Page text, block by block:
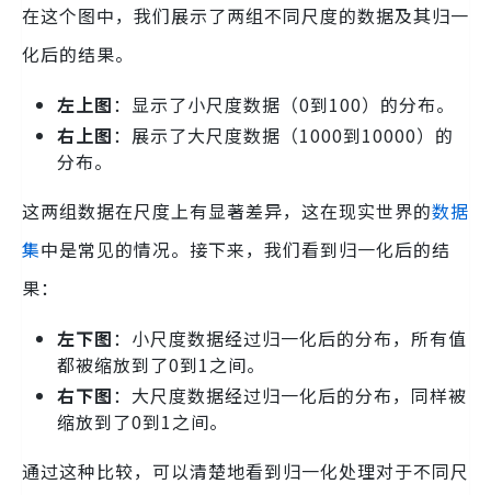
在这个图中，我们展示了两组不同尺度的数据及其归一
化后的结果。
左上图：显示了小尺度数据（0到100）的分布。
右上图：展示了大尺度数据（1000到10000）的
分布。
这两组数据在尺度上有显著差异，这在现实世界的数据
集中是常见的情况。接下来，我们看到归一化后的结
果：
左下图：小尺度数据经过归一化后的分布，所有值
都被缩放到了0到1之间。
右下图：大尺度数据经过归一化后的分布，同样被
缩放到了0到1之间。
通过这种比较，可以清楚地看到归一化处理对于不同尺